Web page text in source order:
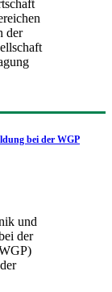
der
bei der WGP
und
der